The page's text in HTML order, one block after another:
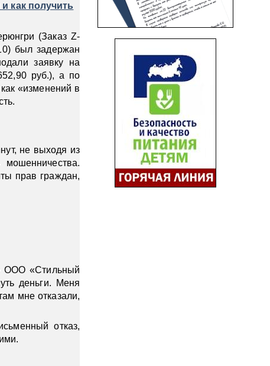
как получить
(Заказ Z-
был задержан
заявку на
руб.), а по
«изменений в
не выходя из
прав граждан,
ООО «Стильный
деньги. Меня
мне отказали,
отказ,